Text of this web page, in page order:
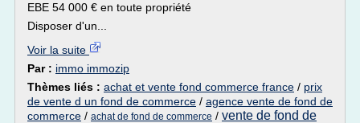
EBE 54 000 € en toute propriété
Disposer d'un...
Voir la suite
Par : immo immozip
Thèmes liés : achat et vente fond commerce france / prix
de vente d un fond de commerce / agence vente de fond de
commerce / achat de fond de commerce / vente de fond de